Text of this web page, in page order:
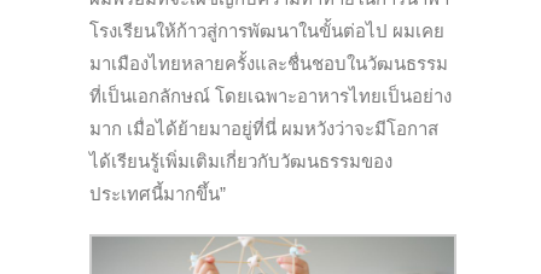
โรงเรียนให้ก้าวสู่การพัฒนาในขั้นต่อไป ผมเคย
มาเมืองไทยหลายครั้งและชื่นชอบในวัฒนธรรม
ที่เป็นเอกลักษณ์ โดยเฉพาะอาหารไทยเป็นอย่าง
มาก เมื่อได้ย้ายมาอยู่ที่นี่ ผมหวังว่าจะมีโอกาส
ได้เรียนรู้เพิ่มเติมเกี่ยวกับวัฒนธรรมของ
ประเทศนี้มากขึ้น”